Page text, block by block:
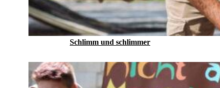
Schlimm und schlimmer